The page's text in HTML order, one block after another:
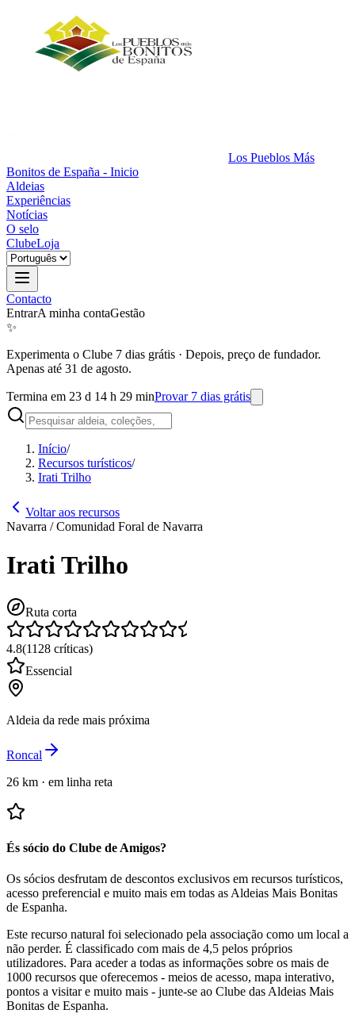
Los Pueblos Más
Bonitos de España - Inicio
Aldeias
Experiências
Notícias
O selo
ClubeLoja
Contacto
EntrarA minha contaGestão
✨
Experimenta o Clube 7 dias grátis · Depois, preço de fundador.
Apenas até 31 de agosto.
Termina em 23 d 14 h 29 minProvar 7 dias grátis
Início/
Recursos turísticos/
Irati Trilho
Voltar aos recursos
Navarra / Comunidad Foral de Navarra
Irati Trilho
Ruta corta
4.8(1128 críticas)
Essencial
Aldeia da rede mais próxima
Roncal
26 km · em linha reta
És sócio do Clube de Amigos?
Os sócios desfrutam de descontos exclusivos em recursos turísticos,
acesso preferencial e muito mais em todas as Aldeias Mais Bonitas
de Espanha.
Este recurso natural foi selecionado pela associação como um local a
não perder. É classificado com mais de 4,5 pelos próprios
utilizadores. Para aceder a todas as informações sobre os mais de
1000 recursos que oferecemos - meios de acesso, mapa interativo,
pontos a visitar e muito mais - junte-se ao Clube das Aldeias Mais
Bonitas de Espanha.